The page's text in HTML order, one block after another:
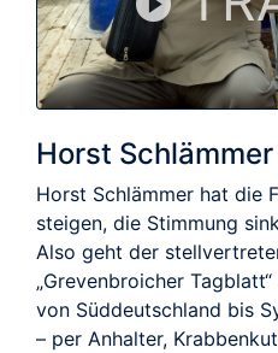
Horst
Horst Schlämmer hat die
steigen, die Stimmung
Also geht der
„Grevenbroicher
von Süddeutschland bis
– per Anhalter,